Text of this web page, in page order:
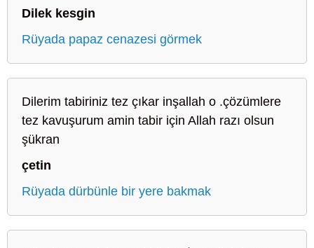
Dilek kesgin
Rüyada papaz cenazesi görmek
Dilerim tabiriniz tez çıkar inşallah o .çözümlere
tez kavuşurum amin tabir için Allah razı olsun
şükran
çetin
Rüyada dürbünle bir yere bakmak